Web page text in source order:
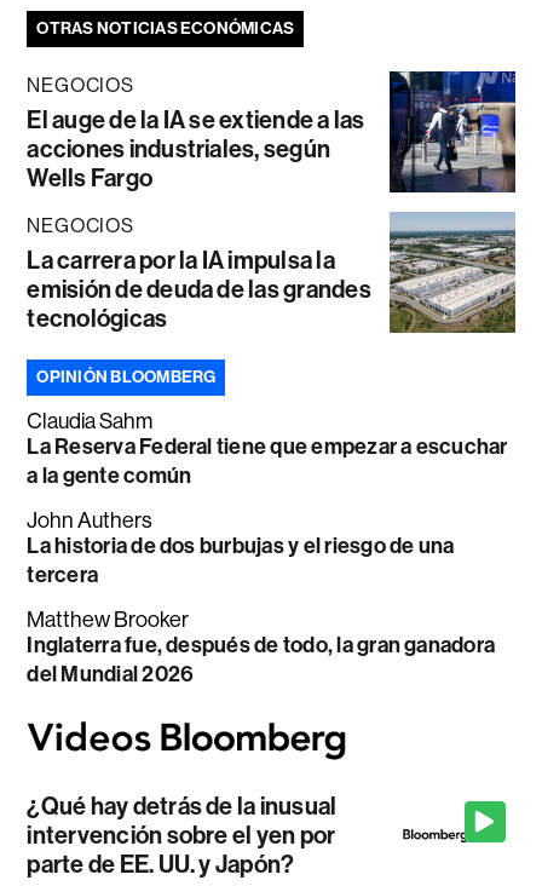
OTRAS NOTICIAS ECONÓMICAS
NEGOCIOS
El auge de la IA se extiende a las
acciones industriales, según
Wells Fargo
NEGOCIOS
La carrera por la IA impulsa la
emisión de deuda de las grandes
tecnológicas
OPINIÓN BLOOMBERG
Claudia Sahm
La Reserva Federal tiene que empezar a escuchar
a la gente común
John Authers
La historia de dos burbujas y el riesgo de una
tercera
Matthew Brooker
Inglaterra fue, después de todo, la gran ganadora
del Mundial 2026
¿Qué hay detrás de la inusual
intervención sobre el yen por
parte de EE. UU. y Japón?